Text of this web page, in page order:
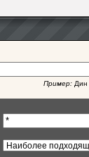
Пример:Дин